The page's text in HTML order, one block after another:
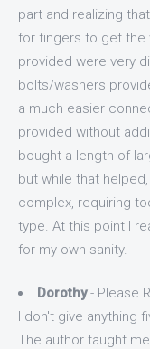
part and realizing
for fingers to get the
provided were very
bolts/washers
a much easier
provided without
bought a length of
but while that
complex, requiring
type. At this point I
for my own sanity.
Dorothy- Please
I don't give anything
The author taught